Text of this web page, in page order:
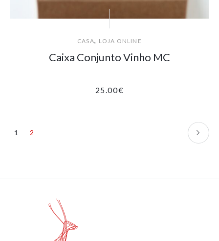
CASA, LOJA ONLINE
Caixa Conjunto Vinho MC
25.00€
1 2